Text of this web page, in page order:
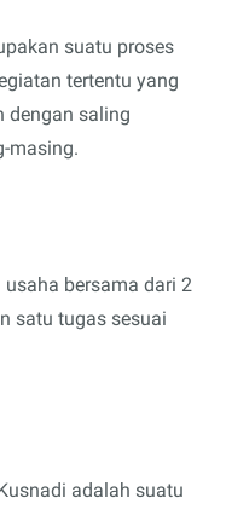
suatu proses
tertentu yang
dengan saling
masing.
bersama dari 2
satu tugas sesuai
adalah suatu